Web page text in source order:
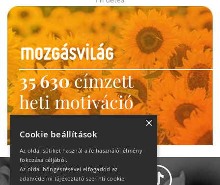
35 630címzett
heti motiváció
Ne maradj le!
×
Cookie beállítások
Az oldal sütiket használ a felhasználói élmény
fokozása céljából.
Az oldal böngészésével elfogadod az
adatvédelmi tájékoztató szerinti cookie